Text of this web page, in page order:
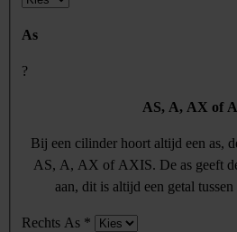
As
?
AS, A, AX of
Bij een cilinder hoort altijd een as,
AS, A, AX of AXIS. De as geeft
aan, dit is altijd een getal
Rechts As *